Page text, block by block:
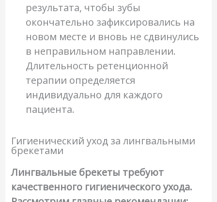
результата, чтобы зубы
окончательно зафиксировались на
новом месте и вновь не сдвинулись
в неправильном направлении.
Длительность ретенционной
терапии определяется
индивидуально для каждого
пациента.
Гигиенический уход за лингвальными
брекетами
Лингвальные брекеты требуют
качественного гигиенического ухода.